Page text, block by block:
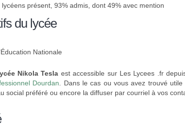
présent, 93% admis, dont 49% avec mention
du lycée
Nationale
Nikola Tesla est accessible sur Les Lycees .fr
Dourdan . Dans le cas ou vous avez trouvé
social préféré ou encore la diffuser par courriel à vos